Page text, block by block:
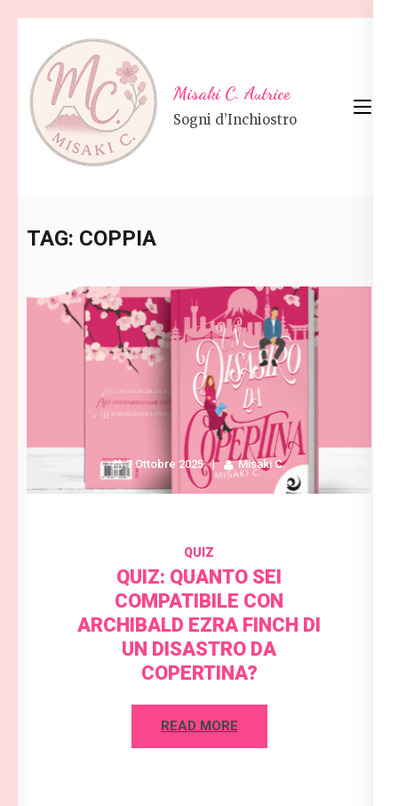
content
(Press
Enter)
Misaki C. Autrice
Sogni d’Inchiostro
TAG: COPPIA
7 Ottobre 2025 Misaki C.
QUIZ
QUIZ: QUANTO SEI
COMPATIBILE CON
ARCHIBALD EZRA FINCH DI
UN DISASTRO DA
COPERTINA?
READ MORE